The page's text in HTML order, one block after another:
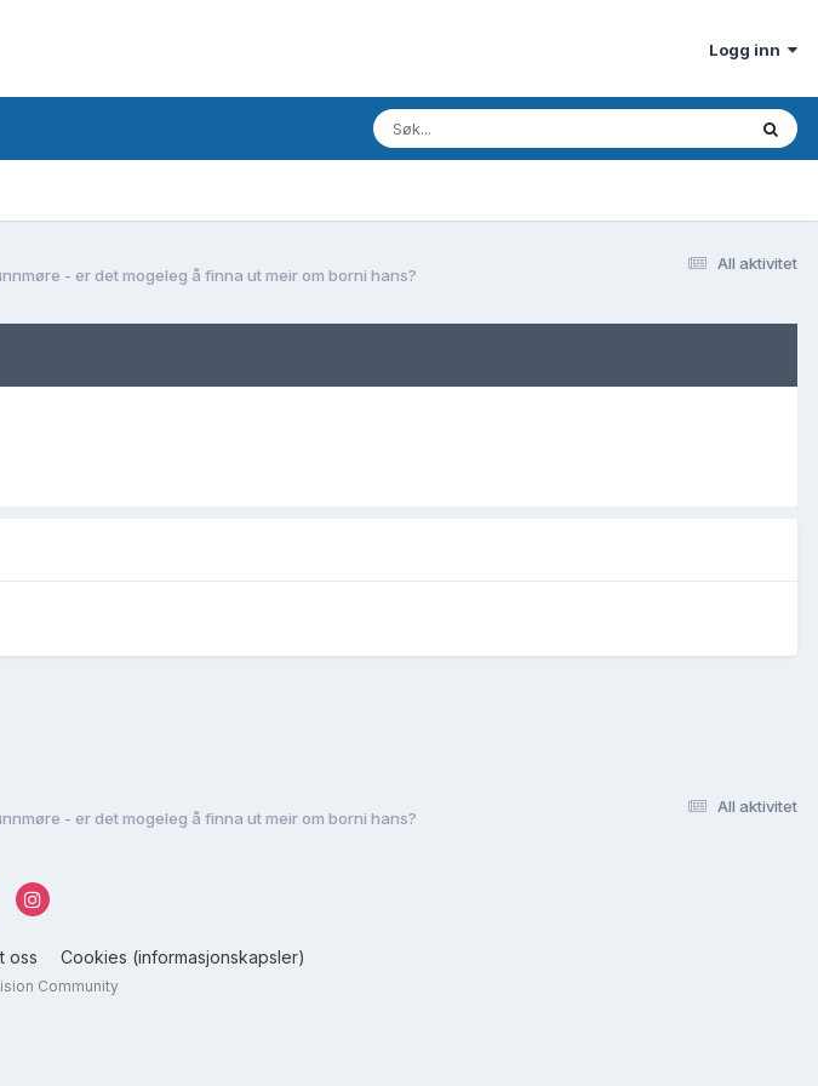
Logg inn
All aktivitet
- er det mogeleg å finna ut meir om borni hans?
All aktivitet
- er det mogeleg å finna ut meir om borni hans?
oss Cookies (informasjonskapsler)
Community